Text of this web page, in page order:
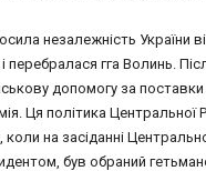
незалежність України
гга Волинь.
допомогу за
Ця політика
на засіданні
був обраний